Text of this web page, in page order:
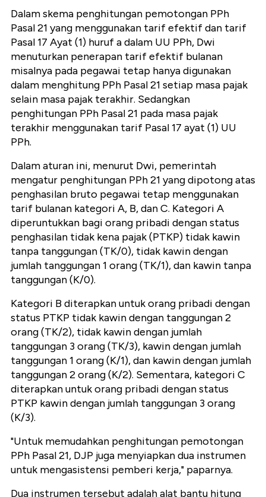
Dalam skema penghitungan pemotongan PPh
Pasal 21 yang menggunakan tarif efektif dan tarif
Pasal 17 Ayat (1) huruf a dalam UU PPh, Dwi
menuturkan penerapan tarif efektif bulanan
misalnya pada pegawai tetap hanya digunakan
dalam menghitung PPh Pasal 21 setiap masa pajak
selain masa pajak terakhir. Sedangkan
penghitungan PPh Pasal 21 pada masa pajak
terakhir menggunakan tarif Pasal 17 ayat (1) UU
PPh.
Dalam aturan ini, menurut Dwi, pemerintah
mengatur penghitungan PPh 21 yang dipotong atas
penghasilan bruto pegawai tetap menggunakan
tarif bulanan kategori A, B, dan C. Kategori A
diperuntukkan bagi orang pribadi dengan status
penghasilan tidak kena pajak (PTKP) tidak kawin
tanpa tanggungan (TK/0), tidak kawin dengan
jumlah tanggungan 1 orang (TK/1), dan kawin tanpa
tanggungan (K/0).
Kategori B diterapkan untuk orang pribadi dengan
status PTKP tidak kawin dengan tanggungan 2
orang (TK/2), tidak kawin dengan jumlah
tanggungan 3 orang (TK/3), kawin dengan jumlah
tanggungan 1 orang (K/1), dan kawin dengan jumlah
tanggungan 2 orang (K/2). Sementara, kategori C
diterapkan untuk orang pribadi dengan status
PTKP kawin dengan jumlah tanggungan 3 orang
(K/3).
"Untuk memudahkan penghitungan pemotongan
PPh Pasal 21, DJP juga menyiapkan dua instrumen
untuk mengasistensi pemberi kerja," paparnya.
Dua instrumen tersebut adalah alat bantu hitung